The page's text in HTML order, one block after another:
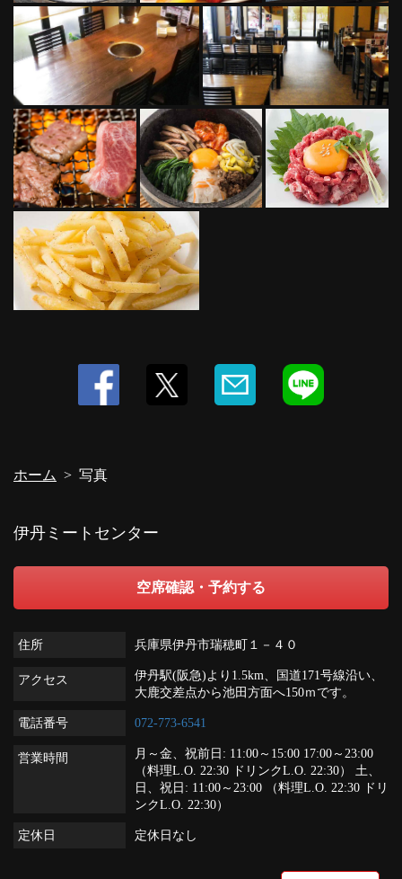
ホーム 写真
閉じる
伊丹ミートセンター
空席確認・予約する
住所 兵庫県伊丹市瑞穂町１－４０
アクセス
伊丹駅(阪急)より1.5km、国道171号線沿い、
大鹿交差点から池田方面へ150ｍです。
電話番号 072-773-6541
営業時間
月～金、祝前日: 11:00～15:00 17:00～23:00
（料理L.O. 22:30 ドリンクL.O. 22:30） 土、
日、祝日: 11:00～23:00 （料理L.O. 22:30 ドリ
ンクL.O. 22:30）
定休日 定休日なし